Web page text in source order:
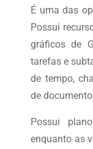
É uma das
Possui
gráficos de
tarefas e
de tempo,
de
Possui
enquanto as